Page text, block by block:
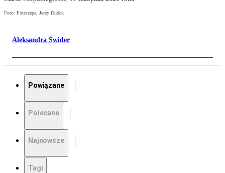
Foto: Fotorzepa, Jerzy Dudek
Aleksandra Świder
Powiązane
Polecane
Najnowsze
Tagi